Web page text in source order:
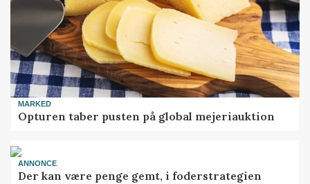
MARKED
Opturen taber pusten på global mejeriauktion
ANNONCE
Der kan være penge gemt, i foderstrategien